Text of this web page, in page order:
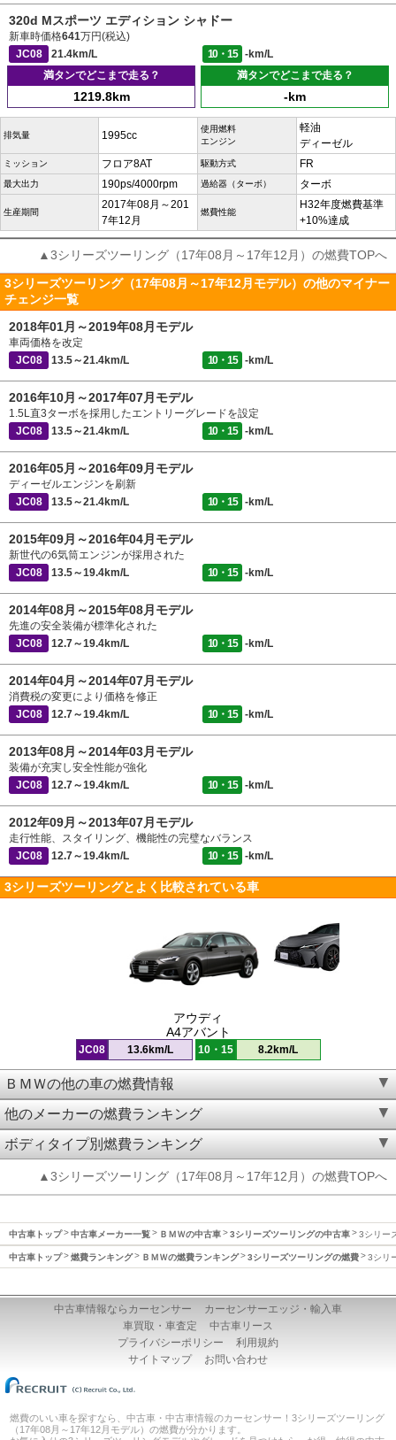
320d Mスポーツ エディション シャドー
新車時価格641万円(税込)
JC08
21.4km/L 10・15
-km/L
満タンでどこまで走る？
1219.8km
満タンでどこまで走る？
-km
排気量 1995cc
使用燃料
エンジン
軽油
ディーゼル
ミッション フロア8AT 駆動方式 FR
最大出力 190ps/4000rpm 過給器（ターボ） ターボ
生産期間
2017年08月～201
7年12月
燃費性能
H32年度燃費基準
+10%達成
▲3シリーズツーリング（17年08月～17年12月）の燃費TOPへ
3シリーズツーリング（17年08月～17年12月モデル）の他のマイナー
チェンジ一覧
2018年01月～2019年08月モデル
車両価格を改定
JC08
13.5～21.4km/L 10・15 -km/L
2016年10月～2017年07月モデル
1.5L直3ターボを採用したエントリーグレードを設定
JC08
13.5～21.4km/L 10・15 -km/L
2016年05月～2016年09月モデル
ディーゼルエンジンを刷新
JC08
13.5～21.4km/L 10・15 -km/L
2015年09月～2016年04月モデル
新世代の6気筒エンジンが採用された
JC08
13.5～19.4km/L 10・15 -km/L
2014年08月～2015年08月モデル
先進の安全装備が標準化された
JC08
12.7～19.4km/L 10・15 -km/L
2014年04月～2014年07月モデル
消費税の変更により価格を修正
JC08
12.7～19.4km/L 10・15 -km/L
2013年08月～2014年03月モデル
装備が充実し安全性能が強化
JC08
12.7～19.4km/L 10・15 -km/L
2012年09月～2013年07月モデル
走行性能、スタイリング、機能性の完璧なバランス
JC08
12.7～19.4km/L 10・15 -km/L
3シリーズツーリングとよく比較されている車
アウディ
A4アバント
JC08 13.6km/L 10・15 8.2km/L
ＢＭＷの他の車の燃費情報
他のメーカーの燃費ランキング
ボディタイプ別燃費ランキング
▲3シリーズツーリング（17年08月～17年12月）の燃費TOPへ
中古車トップ 中古車メーカー一覧 ＢＭＷの中古車 3シリーズツーリングの中古車 3シリー
中古車トップ 燃費ランキング ＢＭＷの燃費ランキング 3シリーズツーリングの燃費 3シリ
中古車情報ならカーセンサー
カーセンサーエッジ・輸入車
車買取・車査定
中古車リース
プライバシーポリシー
利用規約
サイトマップ
お問い合わせ
燃費のいい車を探すなら、中古車・中古車情報のカーセンサー！3シリーズツーリング
（17年08月～17年12月モデル）の燃費が分かります。